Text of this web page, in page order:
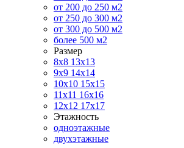
от 200 до 250 м2
от 250 до 300 м2
от 300 до 500 м2
более 500 м2
Размер
8х8 13х13
9х9 14х14
10х10 15х15
11x11 16х16
12х12 17х17
Этажность
одноэтажные
двухэтажные